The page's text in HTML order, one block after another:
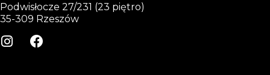
Podwisłocze 27/231 (23 piętro)
35-309 Rzeszów